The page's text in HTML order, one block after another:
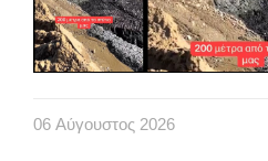
06 Αύγουστος 2026